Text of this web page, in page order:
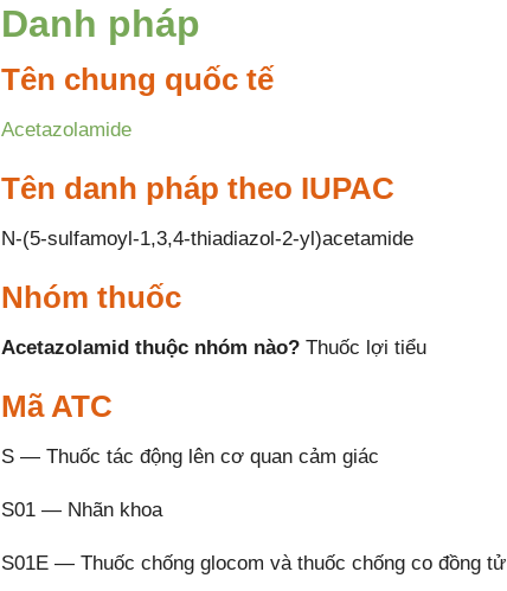
Danh pháp
Tên chung quốc tế
Acetazolamide
Tên danh pháp theo IUPAC
N-(5-sulfamoyl-1,3,4-thiadiazol-2-yl)acetamide
Nhóm thuốc
Acetazolamid thuộc nhóm nào?Thuốc lợi tiểu
Mã ATC
S — Thuốc tác động lên cơ quan cảm giác
S01 — Nhãn khoa
S01E — Thuốc chống glocom và thuốc chống co đồng tử